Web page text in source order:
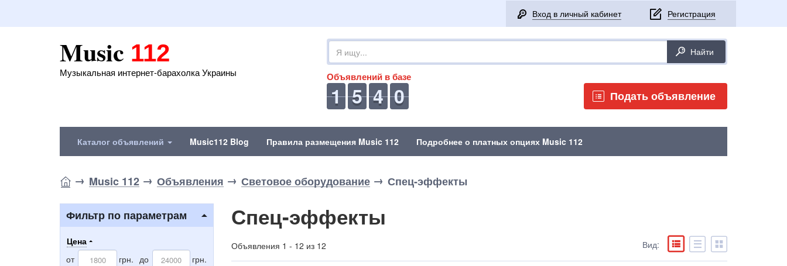
Music 112
Музыкальная интернет-барахолка Украины Объявлений в базе
1 5 4 0 Подать объявление
Каталог объявлений Music112 Blog Правила размещения Music 112 Подробнее о платных опциях Music 112
Music 112 Объявления Световое оборудование Спец-эффекты
Спец-эффекты
Фильтр по параметрам
Цена
от
грн. до грн.
Объявления 1 - 12 из 12 Вид: